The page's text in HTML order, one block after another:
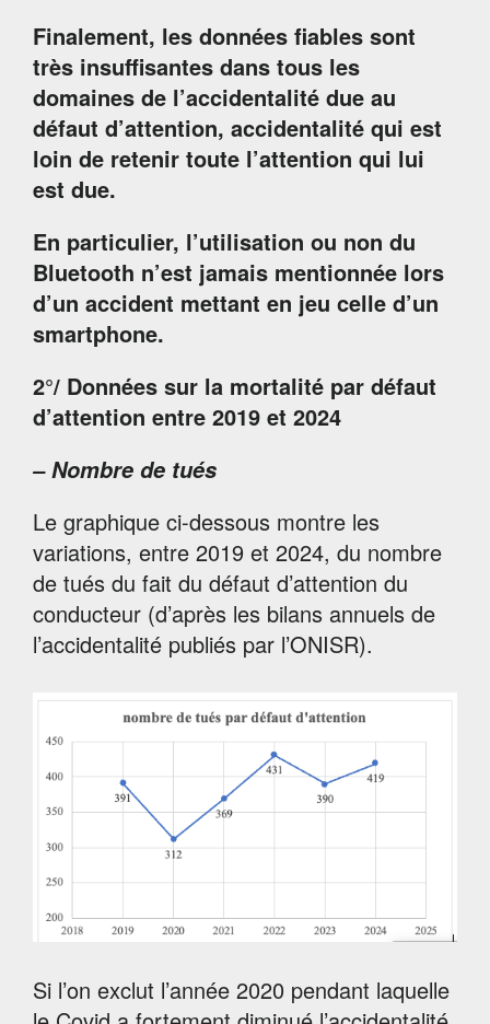
Finalement, les données fiables sont
très insuffisantes dans tous les
domaines de l’accidentalité due au
défaut d’attention, accidentalité qui est
loin de retenir toute l’attention qui lui
est due.
En particulier, l’utilisation ou non du
Bluetooth n’est jamais mentionnée lors
d’un accident mettant en jeu celle d’un
smartphone.
2°/ Données sur la mortalité par défaut
d’attention entre 2019 et 2024
– Nombre de tués
Le graphique ci-dessous montre les
variations, entre 2019 et 2024, du nombre
de tués du fait du défaut d’attention du
conducteur (d’après les bilans annuels de
l’accidentalité publiés par l’ONISR).
Si l’on exclut l’année 2020 pendant laquelle